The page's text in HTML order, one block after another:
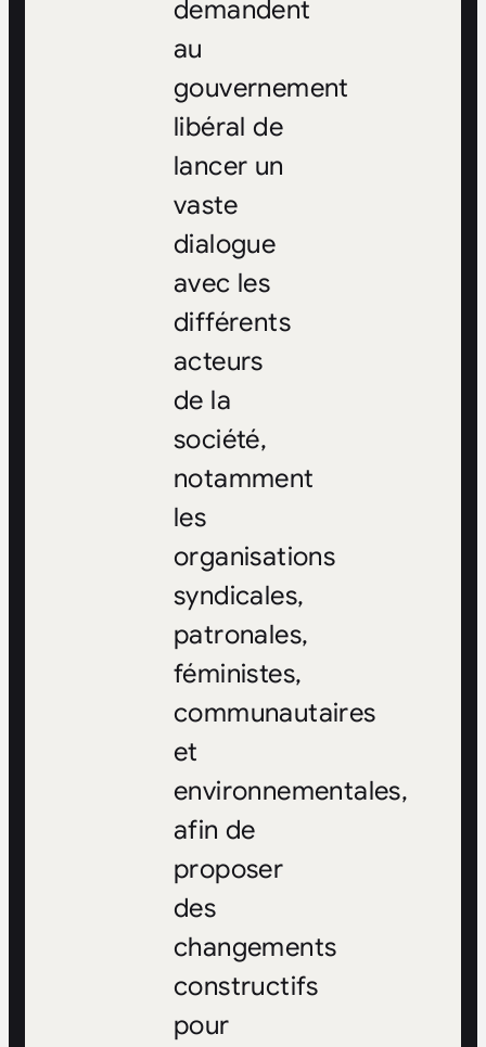
demandent
au
gouvernement
libéral de
lancer un
vaste
dialogue
avec les
différents
acteurs
de la
société,
notamment
les
organisations
syndicales,
patronales,
féministes,
communautaires
et
environnementales,
afin de
proposer
des
changements
constructifs
pour